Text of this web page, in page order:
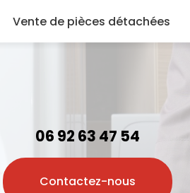
Vente de pièces détachées
06 92 63 47 54
Contactez-nous